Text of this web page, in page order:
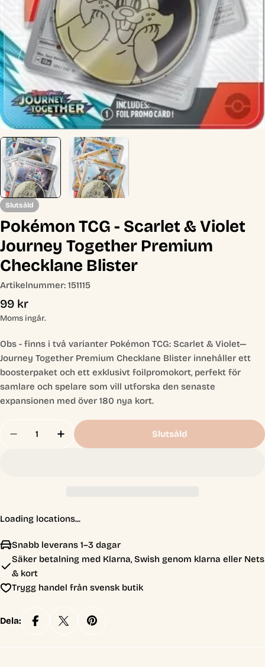
Slutsåld
Pokémon TCG - Scarlet & Violet
Journey Together Premium
Checklane Blister
Artikelnummer: 151115
Ordinarie
pris
99 kr
Moms ingår.
Obs - finns i två varianter Pokémon TCG: Scarlet & Violet—
Journey Together Premium Checklane Blister innehåller ett
boosterpaket och ett exklusivt foilpromokort, perfekt för
samlare och spelare som vill utforska den senaste
expansionen med över 180 nya kort.
Slutsåld
Loading locations...
Snabb leverans 1–3 dagar
Säker betalning med Klarna, Swish genom klarna eller Nets
& kort
Trygg handel från svensk butik
Dela: